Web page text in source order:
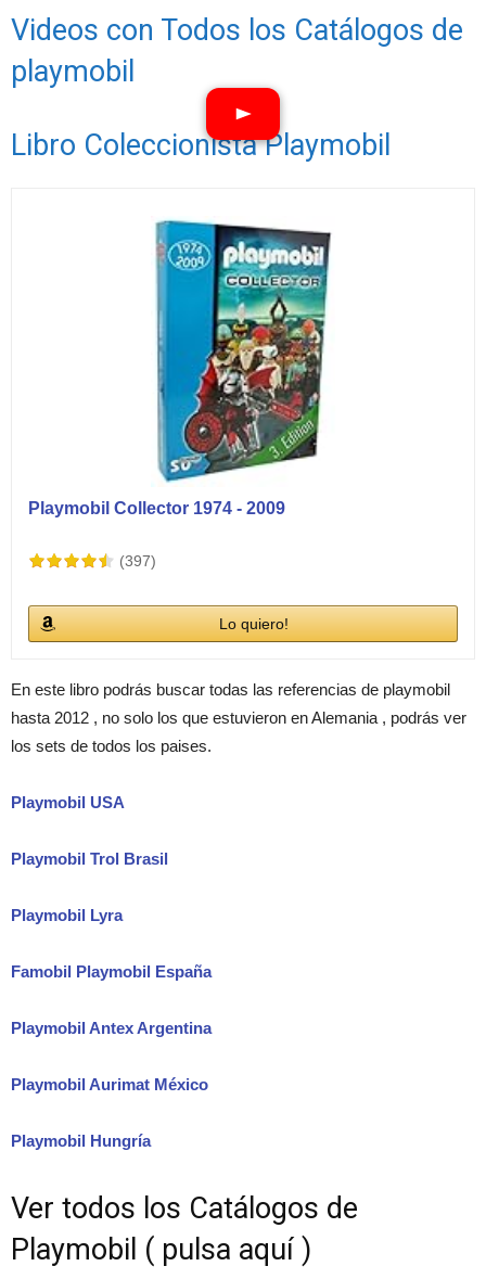
Videos con Todos los Catálogos de
playmobil
Libro Coleccionista Playmobil
Playmobil Collector 1974 - 2009
(397)
Lo quiero!
En este libro podrás buscar todas las referencias de playmobil
hasta 2012 , no solo los que estuvieron en Alemania , podrás ver
los sets de todos los paises.
Playmobil USA
Playmobil Trol Brasil
Playmobil Lyra
Famobil Playmobil España
Playmobil Antex Argentina
Playmobil Aurimat México
Playmobil Hungría
Ver todos los Catálogos de
Playmobil ( pulsa aquí )